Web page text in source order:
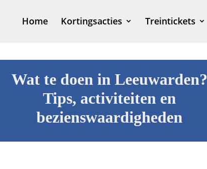
Home Kortingsacties Treintickets
Wat te doen in Leeuwarden?
Tips, activiteiten en
bezienswaardigheden